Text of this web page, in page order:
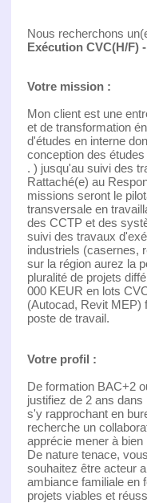
Nous recherchons
Exécution CVC(H/F)
Votre mission :
Mon client est une
et de transformation
d'études en interne
conception des
. ) jusqu'au suivi des
Rattaché(e) au
missions seront le
transversale en
des CCTP et des
suivi des travaux
industriels (casernes,
sur la région aurez la
pluralité de projets
000 KEUR en lots
(Autocad, Revit MEP)
poste de travail.
Votre profil :
De formation BAC+2
justifiez de 2 ans
s'y rapprochant en
recherche un
apprécie mener à bien
De nature tenace,
souhaitez être acteur
ambiance familiale en
projets viables et